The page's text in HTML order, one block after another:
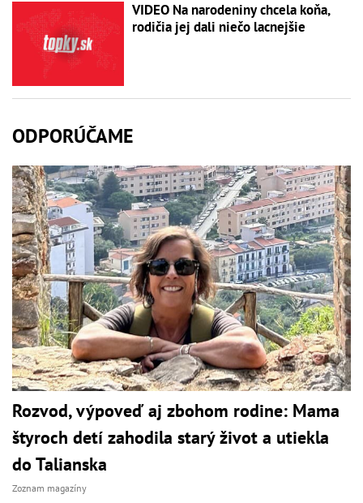
VIDEO Na narodeniny chcela koňa,
rodičia jej dali niečo lacnejšie
ODPORÚČAME
Rozvod, výpoveď aj zbohom rodine: Mama
štyroch detí zahodila starý život a utiekla
do Talianska
Zoznam magazíny